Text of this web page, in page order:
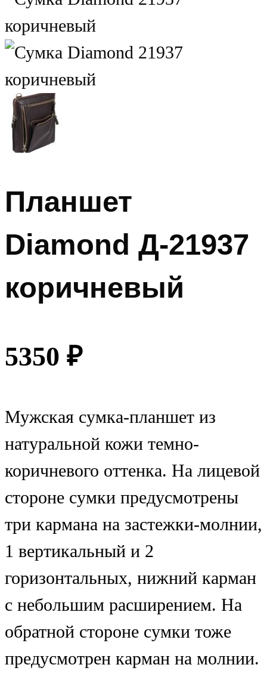
Планшет
Diamond Д-21937
коричневый
5350 ₽
Мужская сумка-планшет из
натуральной кожи темно-
коричневого оттенка. На лицевой
стороне сумки предусмотрены
три кармана на застежки-молнии,
1 вертикальный и 2
горизонтальных, нижний карман
с небольшим расширением. На
обратной стороне сумки тоже
предусмотрен карман на молнии.